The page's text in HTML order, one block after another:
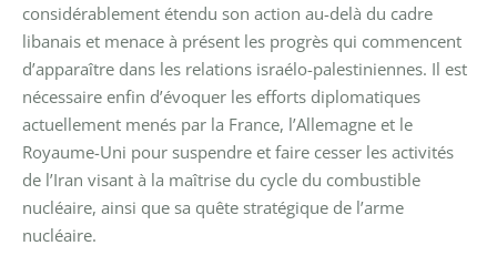
considérablement étendu son action au-delà du cadre
libanais et menace à présent les progrès qui commencent
d’apparaître dans les relations israélo-palestiniennes. Il est
nécessaire enfin d’évoquer les efforts diplomatiques
actuellement menés par la France, l’Allemagne et le
Royaume-Uni pour suspendre et faire cesser les activités
de l’Iran visant à la maîtrise du cycle du combustible
nucléaire, ainsi que sa quête stratégique de l’arme
nucléaire.